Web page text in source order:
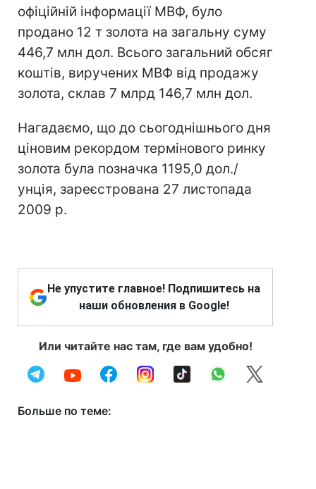
офіційній інформації МВФ, було
продано 12 т золота на загальну суму
446,7 млн дол. Всього загальний обсяг
коштів, виручених МВФ від продажу
золота, склав 7 млрд 146,7 млн дол.
Нагадаємо, що до сьогоднішнього дня
ціновим рекордом термінового ринку
золота була позначка 1195,0 дол./
унція, зареєстрована 27 листопада
2009 р.
Не упустите главное! Подпишитесь на
наши обновления в Google!
Или читайте нас там, где вам удобно!
Больше по теме: